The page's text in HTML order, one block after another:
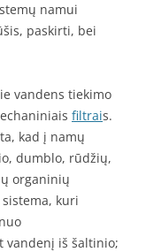
namui
paskirti, bei
vandens tiekimo
filtrais.
kad į namų
dumblo, rūdžių,
organinių
kuri
vandenį iš šaltinio;